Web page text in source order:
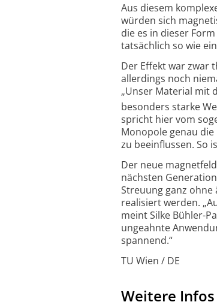
Aus diesem
würden sich
die es in dieser
tatsächlich so wie
Der Effekt war zwar
allerdings noch
„Unser Material mit
besonders starke
spricht hier vom
Monopole genau
zu beeinflussen. So
Der neue
nächsten
Streuung ganz ohne
realisiert werden.
meint Silke Bühler-
ungeahnte
spannend.“
TU Wien / DE
Weitere Infos